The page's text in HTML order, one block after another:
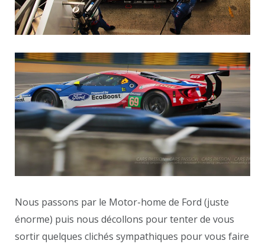
Nous passons par le Motor-home de Ford (juste
énorme) puis nous décollons pour tenter de vous
sortir quelques clichés sympathiques pour vous faire